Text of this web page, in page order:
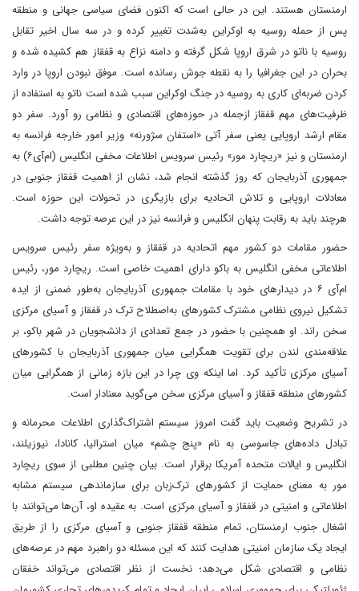
ارمنستان هستند. این در حالی است که اکنون فضای سیاسی جهانی و منطقه
پس از حمله روسیه به اوکراین به‌شدت تغییر کرده و در سه سال اخیر تقابل
روسیه با ناتو در شرق اروپا شکل گرفته و دامنه نزاع به قفقاز هم کشیده شده و
بحران در این جغرافیا را به نقطه جوش رسانده است. موفق نبودن اروپا در وارد
کردن ضربه‌ای کاری به روسیه در جنگ اوکراین سبب شده است ناتو به استفاده از
ظرفیت‌های مهم قفقاز ازجمله در حوزه‌های اقتصادی و نظامی رو آورد. سفر دو
مقام ارشد اروپایی یعنی سفر آتی «استفان سژورنه» وزیر امور خارجه فرانسه به
ارمنستان و نیز «ریچارد مور» رئیس سرویس اطلاعات مخفی انگلیس (ام‌آی۶) به
جمهوری آذربایجان که روز گذشته انجام شد، نشان از اهمیت قفقاز جنوبی در
معادلات اروپایی و تلاش اتحادیه برای بازیگری در تحولات این حوزه است.
هرچند باید به رقابت پنهان انگلیس و فرانسه نیز در این عرصه توجه داشت.
حضور مقامات دو کشور مهم اتحادیه در قفقاز و به‌ویژه سفر رئیس سرویس
اطلاعاتی مخفی انگلیس به باکو دارای اهمیت خاصی است. ریچارد مور، رئیس
ام‌آی ۶ در دیدارهای خود با مقامات جمهوری آذربایجان به‌طور ضمنی از ایده
تشکیل نیروی نظامی مشترک کشورهای به‌اصطلاح ترک در قفقاز و آسیای مرکزی
سخن راند. او همچنین با حضور در جمع تعدادی از دانشجویان در شهر باکو، بر
علاقه‌مندی لندن برای تقویت همگرایی میان جمهوری آذربایجان با کشورهای
آسیای مرکزی تأکید کرد. اما اینکه وی چرا در این بازه زمانی از همگرایی میان
کشورهای منطقه قفقاز و آسیای مرکزی سخن می‌گوید معنادار است.
در تشریح وضعیت باید گفت امروز سیستم اشتراک‌گذاری اطلاعات محرمانه و
تبادل داده‌های جاسوسی به نام «پنج چشم» میان استرالیا، کانادا، نیوزیلند،
انگلیس و ایالات متحده آمریکا برقرار است. بیان چنین مطلبی از سوی ریچارد
مور به معنای حمایت از کشورهای ترک‌زبان برای سازماندهی سیستم مشابه
اطلاعاتی و امنیتی در قفقاز و آسیای مرکزی است. به عقیده او، آن‌ها می‌توانند با
اشغال جنوب ارمنستان، تمام منطقه قفقاز جنوبی و آسیای مرکزی را از طریق
ایجاد یک سازمان امنیتی هدایت کنند که این مسئله دو راهبرد مهم در عرصه‌های
نظامی و اقتصادی شکل می‌دهد؛ نخست از نظر اقتصادی می‌تواند خفقان